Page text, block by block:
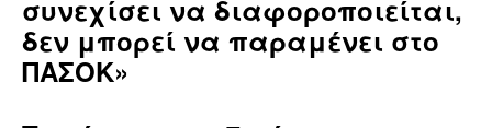
συνεχίσει να διαφοροποιείται,
δεν μπορεί να παραμένει στο
ΠΑΣΟΚ»